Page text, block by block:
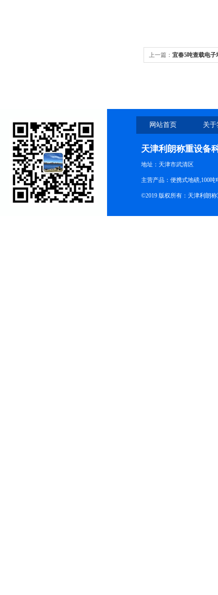
上一篇： 宜春5吨查载电
网站首页 关
天津利朗称重设备
地址：天津市武清区
主营产品：便携式地磅,100
©2019 版权所有：天津利朗